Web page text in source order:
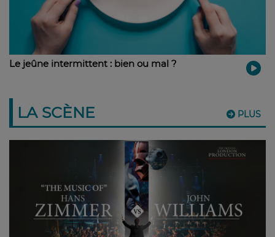
Le jeûne intermittent : bien ou mal ?
PLUS
LA SCÈNE